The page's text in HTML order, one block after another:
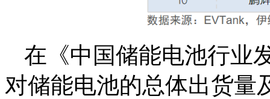
在《中国储能电池行业
对储能电池的总体出货量